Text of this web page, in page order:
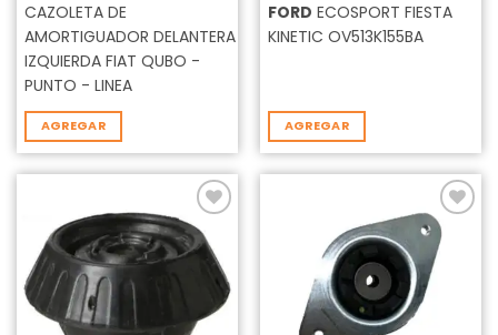
CAZOLETA DE
AMORTIGUADOR DELANTERA
IZQUIERDA FIAT QUBO -
PUNTO - LINEA
AGREGAR
FORD ECOSPORT FIESTA
KINETIC OV513K155BA
AGREGAR
Añadir
a la
lista de
deseos
Añadir
a la
lista de
deseos